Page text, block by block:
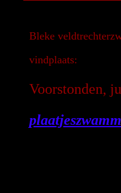
Bleke
vindplaats:
Voorstonden,